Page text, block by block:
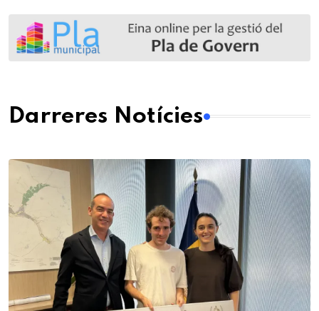
Darreres Notícies